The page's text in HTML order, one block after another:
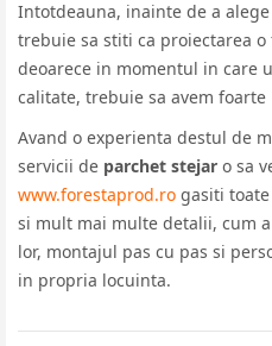
Intotdeauna, inainte de a alege
trebuie sa stiti ca proiectarea
deoarece in momentul in care
calitate, trebuie sa avem
Avand o experienta destul de
servicii de parchet stejar o sa
www.forestaprod.ro gasiti
si mult mai multe detalii, cum
lor, montajul pas cu pas si
in propria locuinta.